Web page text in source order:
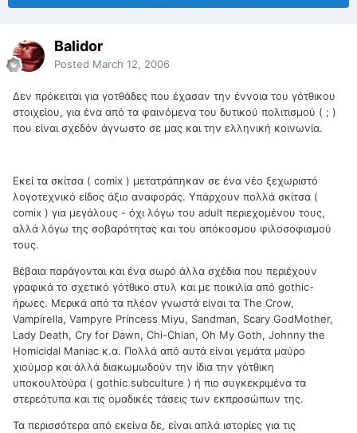
Balidor
Posted March 12, 2006
Δεν πρόκειται για γοτθάδες που έχασαν την έννοια του γότθικου
στοιχείου, για ένα από τα φαινόμενα του δυτικού πολιτισμού ( ; )
που είναι σχεδόν άγνωστο σε μας και την ελληνική κοινωνία.
Εκεί τα σκίτσα ( comix ) μετατράπηκαν σε ένα νέο ξεχωριστό
λογοτεχνικό είδος άξιο αναφοράς. Υπάρχουν πολλά σκίτσα (
comix ) για μεγάλους - όχι λόγω του adult περιεχομένου τους,
αλλά λόγω της σοβαρότητας και του απόκοσμου φιλοσοφισμού
τους.
Βέβαια παράγονται και ένα σωρό άλλα σχέδια που περιέχουν
γραφικά το σχετικό γότθικο στυλ και με ποικιλία από gothic-
ήρωες. Μερικά από τα πλέον γνωστά είναι τα The Crow,
Vampirella, Vampyre Princess Miyu, Sandman, Scary GodMother,
Lady Death, Cry for Dawn, Chi-Chian, Oh My Goth, Johnny the
Homicidal Maniac κ.α. Πολλά από αυτά είναι γεμάτα μαύρο
χιούμορ και άλλά διακωμωδούν την ίδια την γότθικη
υποκουλτούρα ( gothic subculture ) ή πιο συγκεκριμένα τα
στερεότυπα και τις ομαδικές τάσεις των εκπροσώπων της.
Τα περισσότερα από εκείνα δε, είναι απλά ιστορίες για τις